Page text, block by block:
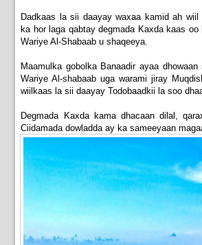
Dadkaas la sii daayay waxaa kamid ah wiil
ka hor laga qabtay degmada Kaxda kaas
Wariye Al-Shabaab u shaqeeya.
Maamulka gobolka Banaadir ayaa
Wariye Al-shabaab uga warami jiray
wiilkaas la sii daayay Todobaadkii la soo
Degmada Kaxda kama dhacaan dilal,
Ciidamada dowladda ay ka sameeyaan